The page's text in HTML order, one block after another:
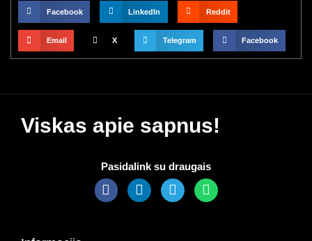
Facebook LinkedIn Reddit
Email X Telegram Facebook
Viskas apie sapnus!
Pasidalink su draugais